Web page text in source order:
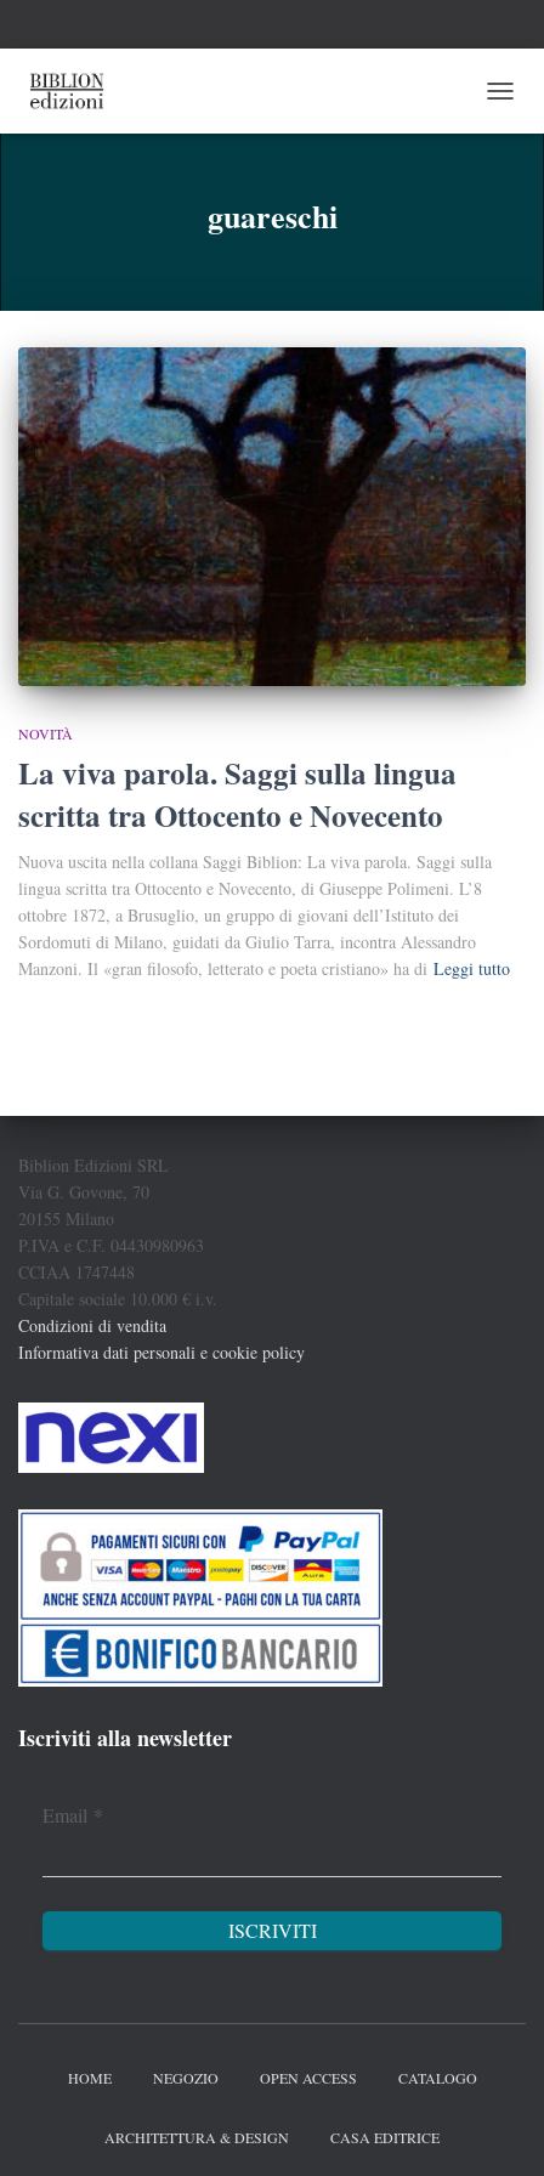
guareschi
NOVITÀ
La viva parola. Saggi sulla lingua
scritta tra Ottocento e Novecento
Nuova uscita nella collana Saggi Biblion: La viva parola. Saggi sulla
lingua scritta tra Ottocento e Novecento, di Giuseppe Polimeni. L’8
ottobre 1872, a Brusuglio, un gruppo di giovani dell’Istituto dei
Sordomuti di Milano, guidati da Giulio Tarra, incontra Alessandro
Manzoni. Il «gran filosofo, letterato e poeta cristiano» ha di Leggi tutto
Biblion Edizioni SRL
Via G. Govone, 70
20155 Milano
P.IVA e C.F. 04430980963
CCIAA 1747448
Capitale sociale 10.000 € i.v.
Condizioni di vendita
Informativa dati personali e cookie policy
Iscriviti alla newsletter
Email *
HOME NEGOZIO OPEN ACCESS CATALOGO
ARCHITETTURA & DESIGN CASA EDITRICE